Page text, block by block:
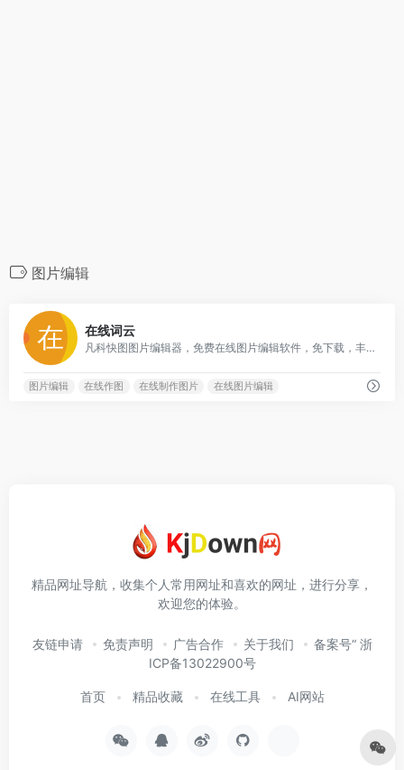
图片编辑
在线词云
凡科快图图片编辑器，免费在线图片编辑软件，免下载，丰富图片版权资源，海量图片制作模板，不用ps，1分钟作图，超简单3步操作，完成在线做图，支持在线抠图、压缩、分割、加水印、旋转等图片编辑。
图片编辑 在线作图 在线制作图片 在线图片编辑
精品网址导航，收集个人常用网址和喜欢的网址，进行分享，
欢迎您的体验。
友链申请 免责声明 广告合作 关于我们
备案号“ 浙
ICP备13022900号
首页 精品收藏 在线工具 AI网站